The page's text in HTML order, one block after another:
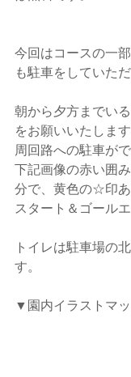
今回はコースの一
も駐車をしていただ
朝から夕方までい
をお願いいたしま
周回路への駐車が
下記画像の赤い囲
分で、黄色の☆印
スタート＆ゴール
トイレは駐車場の
す。
▼園内イラストマ